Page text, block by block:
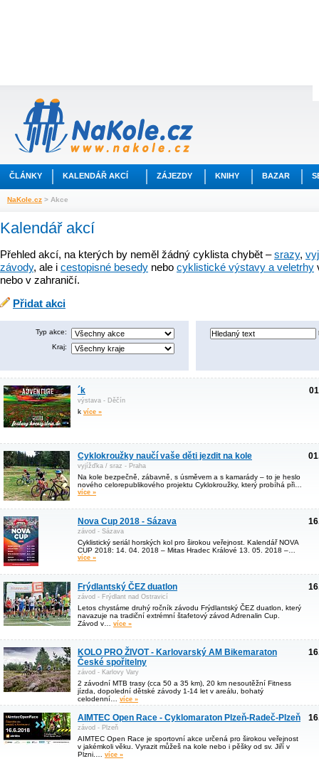
ČLÁNKY KALENDÁŘ AKCÍ ZÁJEZDY KNIHY BAZAR
NaKole.cz > Akce
Kalendář akcí
Přehled akcí, na kterých by neměl žádný cyklista chybět –srazy,
závody, ale i cestopisné besedy nebo cyklistické výstavy a veletrhy
nebo v zahraničí.
Přidat akci
Typ akce:
Kraj:
´k
výstava - Děčín
k více »
Cyklokroužky naučí vaše děti jezdit na kole
vyjížďka / sraz - Praha
Na kole bezpečně, zábavně, s úsměvem a s kamarády – to je heslo
nového celorepublikového projektu Cyklokroužky, který probíhá při…
více »
Nova Cup 2018 - Sázava
závod - Sázava
Cyklistický seriál horských kol pro širokou veřejnost. Kalendář NOVA
CUP 2018: 14. 04. 2018 – Mitas Hradec Králové 13. 05. 2018 –…
více »
Frýdlantský ČEZ duatlon
závod - Frýdlant nad Ostravicí
Letos chystáme druhý ročník závodu Frýdlantský ČEZ duatlon, který
navazuje na tradiční extrémní štafetový závod Adrenalin Cup.
Závod v… více »
KOLO PRO ŽIVOT - Karlovarský AM Bikemaraton
České spořitelny
závod - Karlovy Vary
2 závodní MTB trasy (cca 50 a 35 km), 20 km nesoutěžní Fitness
jízda, dopolední dětské závody 1-14 let v areálu, bohatý
celodenní… více »
AIMTEC Open Race - Cyklomaraton Plzeň-Radeč-Plzeň
závod - Plzeň
AIMTEC Open Race je sportovní akce určená pro širokou veřejnost
v jakémkoli věku. Vyrazit můžeš na kole nebo i pěšky od sv. Jiří v
Plzni.… více »